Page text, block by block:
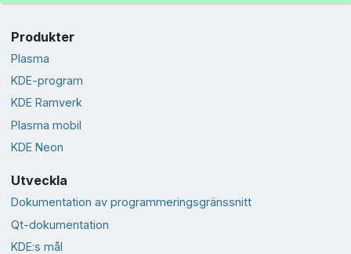
Produkter
Plasma
KDE-program
KDE Ramverk
Plasma mobil
KDE Neon
Utveckla
Dokumentation av programmeringsgränssnitt
Qt-dokumentation
KDE:s mål